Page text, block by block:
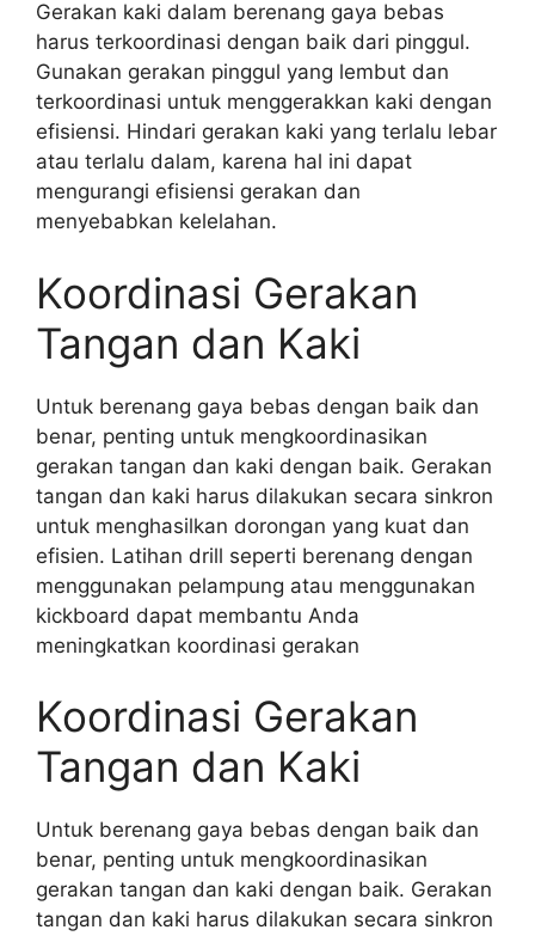
Gerakan kaki dalam berenang gaya bebas
harus terkoordinasi dengan baik dari pinggul.
Gunakan gerakan pinggul yang lembut dan
terkoordinasi untuk menggerakkan kaki dengan
efisiensi. Hindari gerakan kaki yang terlalu lebar
atau terlalu dalam, karena hal ini dapat
mengurangi efisiensi gerakan dan
menyebabkan kelelahan.
Koordinasi Gerakan
Tangan dan Kaki
Untuk berenang gaya bebas dengan baik dan
benar, penting untuk mengkoordinasikan
gerakan tangan dan kaki dengan baik. Gerakan
tangan dan kaki harus dilakukan secara sinkron
untuk menghasilkan dorongan yang kuat dan
efisien. Latihan drill seperti berenang dengan
menggunakan pelampung atau menggunakan
kickboard dapat membantu Anda
meningkatkan koordinasi gerakan
Koordinasi Gerakan
Tangan dan Kaki
Untuk berenang gaya bebas dengan baik dan
benar, penting untuk mengkoordinasikan
gerakan tangan dan kaki dengan baik. Gerakan
tangan dan kaki harus dilakukan secara sinkron